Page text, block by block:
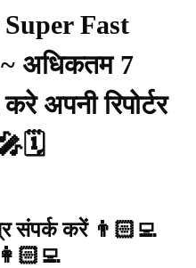
Fast
अधिकतम 7
अपनी रिपोर्टर
संपर्क करें 👨🏻‍💻